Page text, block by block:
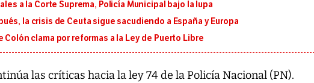
a la Corte Suprema, Policía Municipal bajo la lupa
la crisis de Ceuta sigue sacudiendo a España y Europa
Colón clama por reformas a la Ley de Puerto Libre
las críticas hacia la ley 74 de la Policía Nacional (PN).